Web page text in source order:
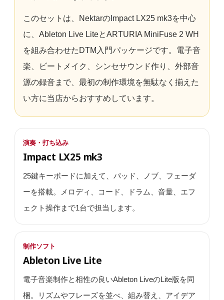
このセットは、NektarのImpact LX25 mk3を中心
に、Ableton Live LiteとARTURIA MiniFuse 2 WH
を組み合わせたDTM入門パッケージです。電子音
楽、ビートメイク、シンセサウンド作り、外部音
源の録音まで、最初の制作環境を無駄なく揃えた
い方に当店からおすすめしています。
演奏・打ち込み
Impact LX25 mk3
25鍵キーボードに加えて、パッド、ノブ、フェーダ
ーを搭載。メロディ、コード、ドラム、音量、エフ
ェクト操作まで1台で担当します。
制作ソフト
Ableton Live Lite
電子音楽制作と相性の良いAbleton LiveのLite版を同
梱。リズムやフレーズを並べ、組み替え、アイデア